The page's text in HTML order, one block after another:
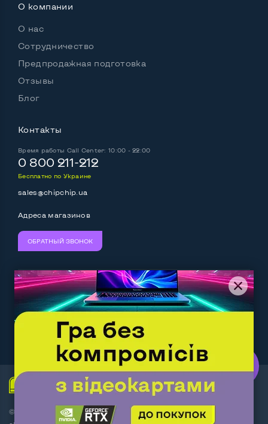
Операционная система
Разъемы подключения:
Выход Display port
Выход mini Display port
Выход HDMIНет
Разъем для наушников 3.5 мм
Разъем для микрофона
Выход Gigabit Ethernet LANДа
Выход USB 2_0Нет
Выход USB 3_02-4 шт
Выход Com PortНет
О компании
О нас
Сотрудничество
Предпродажная подготовка
Отзывы
Блог
Контакты
Время работы Call Center: 10:00 - 22:00
0 800 211-212
Бесплатно по Украине
sales@chipchip.ua
Адреса магазинов
ОБРАТНЫЙ ЗВОНОК
Мы принимаем: Следите за нами:
Work.ua— самий кльовий
наш партнер
© Интернет-магазин ChipChip - компьютерная техника и